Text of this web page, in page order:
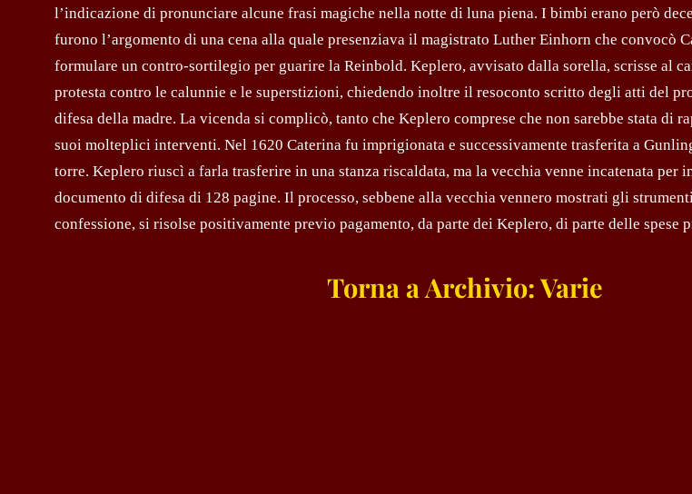
l’indicazione di pronunciare alcune frasi magiche nella notte di luna piena. I bimbi erano però
furono l’argomento di una cena alla quale presenziava il magistrato Luther Einhorn che convocò
formulare un contro-sortilegio per guarire la Reinbold. Keplero, avvisato dalla sorella, scrisse al
protesta contro le calunnie e le superstizioni, chiedendo inoltre il resoconto scritto degli atti del
difesa della madre. La vicenda si complicò, tanto che Keplero comprese che non sarebbe stata di
suoi molteplici interventi. Nel 1620 Caterina fu imprigionata e successivamente trasferita a
torre. Keplero riuscì a farla trasferire in una stanza riscaldata, ma la vecchia venne incatenata per
documento di difesa di 128 pagine. Il processo, sebbene alla vecchia vennero mostrati gli
confessione, si risolse positivamente previo pagamento, da parte dei Keplero, di parte delle spese
Torna a Archivio: Varie